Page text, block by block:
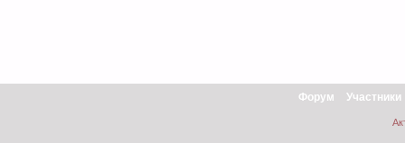
Форум Участники